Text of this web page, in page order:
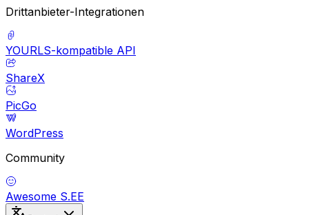
Drittanbieter-Integrationen
YOURLS-kompatible API
ShareX
PicGo
WordPress
Community
Awesome S.EE